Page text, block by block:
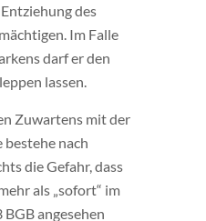
des
Im Falle
darf er den
lassen.
Zuwartens mit der
nach
die Gefahr, dass
als „sofort“ im
BGB angesehen